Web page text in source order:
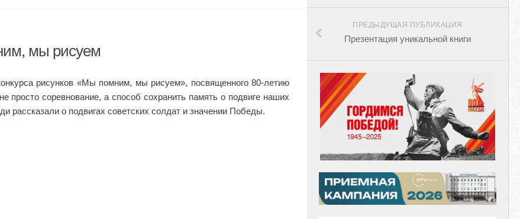
мы рисуем
рисунков «Мы помним, мы рисуем», посвященного 80-летию
соревнование, а способ сохранить память о подвиге наших
о подвигах советских солдат и значении Победы.
ПРЕДЫДУЩАЯ ПУБЛИКАЦИЯ
Презентация уникальной книги